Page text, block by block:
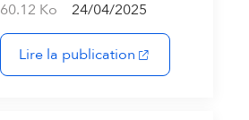
60.12 Ko
24/04/2025
Lire la publication (s'ouvre dans